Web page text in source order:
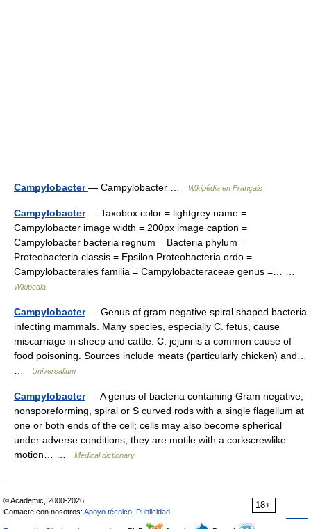
Campylobacter— Campylobacter … Wikipédia en Français
Campylobacter— Taxobox color = lightgrey name =
Campylobacter image width = 200px image caption =
Campylobacter bacteria regnum = Bacteria phylum =
Proteobacteria classis = Epsilon Proteobacteria ordo =
Campylobacterales familia = Campylobacteraceae genus =… …
Wikipedia
Campylobacter— Genus of gram negative spiral shaped bacteria
infecting mammals. Many species, especially C. fetus, cause
miscarriage in sheep and cattle. C. jejuni is a common cause of
food poisoning. Sources include meats (particularly chicken) and…
Universalium
Campylobacter— A genus of bacteria containing Gram negative,
nonsporeforming, spiral or S curved rods with a single flagellum at
one or both ends of the cell; cells may also become spherical
under adverse conditions; they are motile with a corkscrewlike
motion… …
Medical dictionary
18+
© Academic, 2000-2026
Contacte con nosotros: Apoyo técnico Publicidad